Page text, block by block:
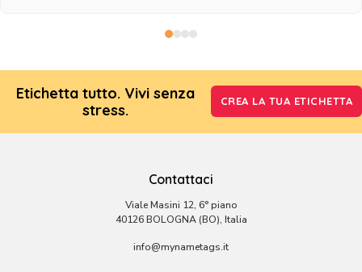
Etichetta tutto. Vivi senza
stress.
CREA LA TUA ETICHETTA
Contattaci
Viale Masini 12, 6° piano
40126 BOLOGNA (BO), Italia
info@mynametags.it